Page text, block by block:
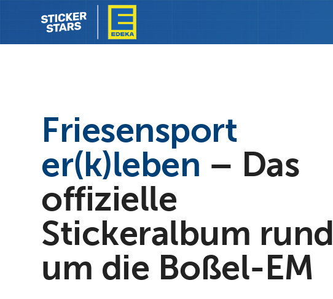
Friesensport
er(k)leben – Das
offizielle
Stickeralbum rund
um die Boßel-EM